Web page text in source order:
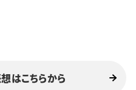
日大文芸賞
はこちらから